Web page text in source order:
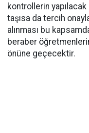
kontrollerin
taşısa da tercih
alınması bu
beraber
önüne geçecektir.